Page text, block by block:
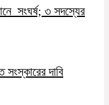
সংঘর্ষ; ৩ সদস্যের
সংস্কারের দাবি